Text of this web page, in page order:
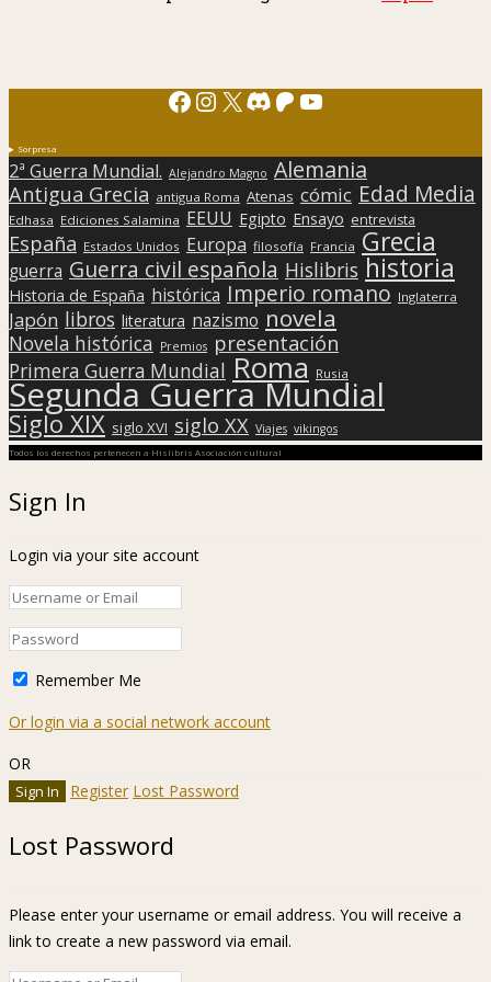
Facebook
Instagram
X Discord
Patreon
YouTube
Sorpresa
2ª Guerra Mundial. Alejandro Magno Alemania
Antigua Grecia antigua Roma Atenas cómic Edad Media
Edhasa Ediciones Salamina EEUU Egipto Ensayo entrevista
España Estados Unidos Europa filosofía Francia Grecia
guerra Guerra civil española Hislibris historia
Historia de España histórica Imperio romano Inglaterra
Japón libros literatura nazismo novela
Novela histórica Premios presentación
Primera Guerra Mundial Roma Rusia
Segunda Guerra Mundial
Siglo XIX siglo XVI siglo XX Viajes vikingos
Todos los derechos pertenecen a Hislibris Asociación cultural
Sign In
Login via your site account
Remember Me
Or login via a social network account
OR
Register Lost Password
Lost Password
Please enter your username or email address. You will receive a
link to create a new password via email.